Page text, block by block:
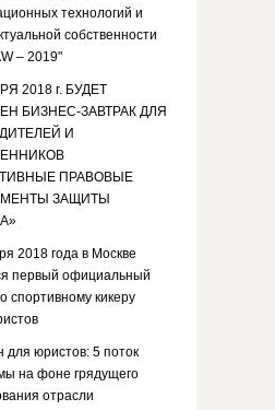
технологий и
собственности
– 2019"
2018 г. БУДЕТ
БИЗНЕС-ЗАВТРАК ДЛЯ
И
ПРАВОВЫЕ
ЗАЩИТЫ
2018 года в Москве
первый официальный
спортивному кикеру
для юристов: 5 поток
на фоне грядущего
отрасли